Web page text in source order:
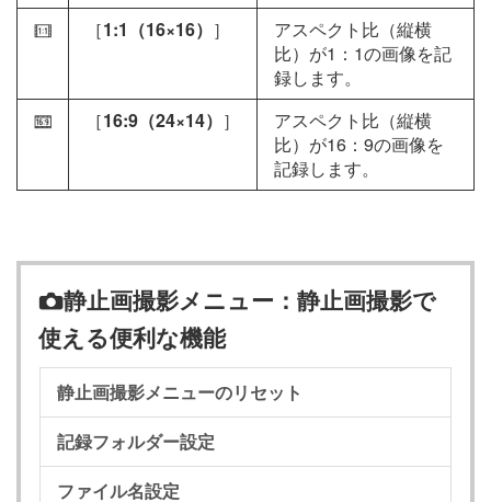
m ［1:1（16×16） ］
アスペクト比（縦横
比）が1：1の画像を記
録します。
Z ［16:9（24×14） ］
アスペクト比（縦横
比）が16：9の画像を
記録します。
C静止画撮影メニュー：静止画撮影で
使える便利な機能
静止画撮影メニューのリセット
記録フォルダー設定
ファイル名設定